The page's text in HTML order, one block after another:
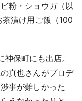
粉・ショウガ（以
漬け用ご飯（100
保町にも出店。
真也さんがプロデ
事が難しかった